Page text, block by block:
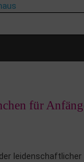
für
leidenschaftlicher